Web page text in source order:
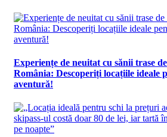
Experiențe de neuitat cu sănii trase
România: Descoperiți locațiile ideale
aventură!